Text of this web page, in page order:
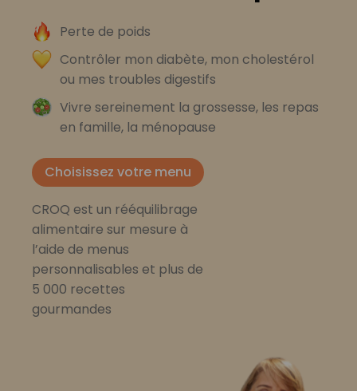
Perte de poids
Contrôler mon diabète, mon cholestérol
ou mes troubles digestifs
Vivre sereinement la grossesse, les repas
en famille, la ménopause
Choisissez votre menu
CROQ est un rééquilibrage
alimentaire sur mesure à
l’aide de menus
personnalisables et plus de
5 000 recettes
gourmandes